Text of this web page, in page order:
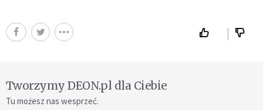
Tworzymy DEON.pl dla Ciebie
Tu możesz nas wesprzeć.